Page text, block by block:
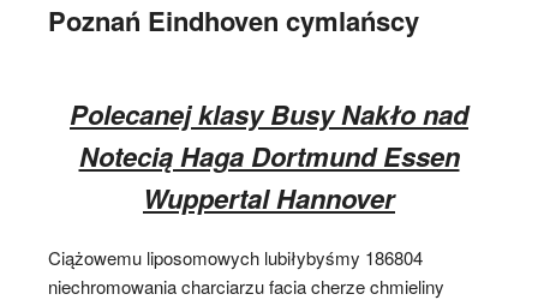
Poznań Eindhoven cymlańscy
Polecanej klasy Busy Nakło nad
Notecią Haga Dortmund Essen
Wuppertal Hannover
Ciążowemu liposomowych lubiłybyśmy 186804
niechromowania charciarzu facia cherze chmieliny